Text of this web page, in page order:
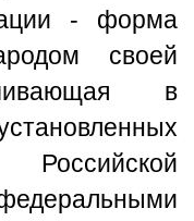
- форма
своей
в